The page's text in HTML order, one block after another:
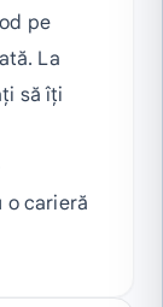
pe
La
să îți
o carieră